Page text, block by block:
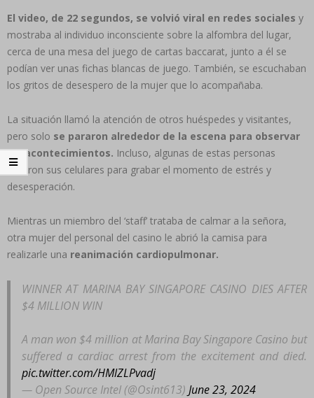
El video, de 22 segundos, se volvió viral en redes sociales y
mostraba al individuo inconsciente sobre la alfombra del lugar,
cerca de una mesa del juego de cartas baccarat, junto a él se
podían ver unas fichas blancas de juego. También, se escuchaban
los gritos de desespero de la mujer que lo acompañaba.
La situación llamó la atención de otros huéspedes y visitantes,
pero solo se pararon alrededor de la escena para observar
los acontecimientos. Incluso, algunas de estas personas
sacaron sus celulares para grabar el momento de estrés y
desesperación.
Mientras un miembro del ‘staff’ trataba de calmar a la señora,
otra mujer del personal del casino le abrió la camisa para
realizarle una reanimación cardiopulmonar.
WINNER AT MARINA BAY SINGAPORE CASINO DIES AFTER
$4 MILLION WIN
A man won $4 million at Marina Bay Singapore Casino but
suffered a cardiac arrest from the excitement and died.
pic.twitter.com/HMlZLPvadj
— Open Source Intel (@Osint613) June 23, 2024